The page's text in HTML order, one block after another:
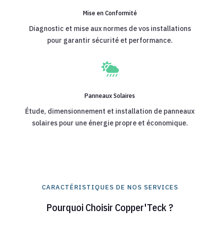
Mise en Conformité
Diagnostic et mise aux normes de vos installations
pour garantir sécurité et performance.

Panneaux Solaires
Étude, dimensionnement et installation de panneaux
solaires pour une énergie propre et économique.
CARACTÉRISTIQUES DE NOS SERVICES
Pourquoi Choisir Copper'Teck ?